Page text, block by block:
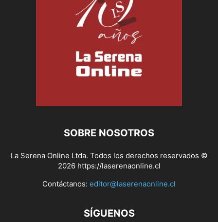
SOBRE NOSOTROS
La Serena Online Ltda. Todos los derechos reservados ©
2026 https://laserenaonline.cl
Contáctanos: editor@laserenaonline.cl
SÍGUENOS